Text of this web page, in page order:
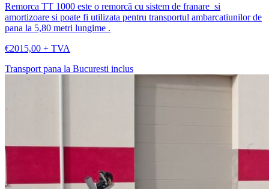
Remorca TT 1000 este o remorcă cu sistem de franare si
amortizoare si poate fi utilizata pentru transportul ambarcatiunilor de
pana la 5,80 metri lungime .
€2015,00 + TVA
Transport pana la Bucuresti inclus